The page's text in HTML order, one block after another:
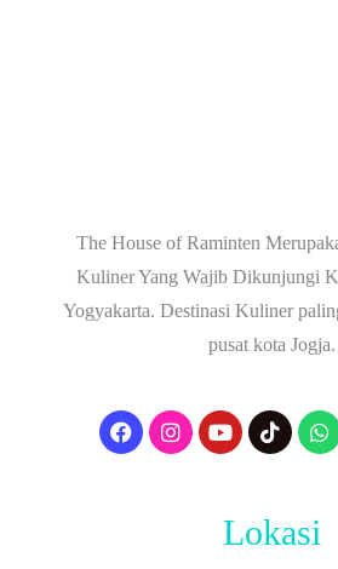
The House of Raminten
Kuliner Yang Wajib Dikunjungi
Yogyakarta. Destinasi Kuliner
pusat kota Jogja.
Lokasi